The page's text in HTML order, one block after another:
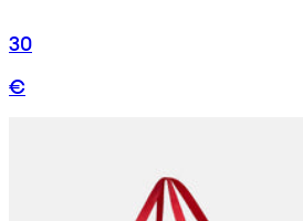
30
€